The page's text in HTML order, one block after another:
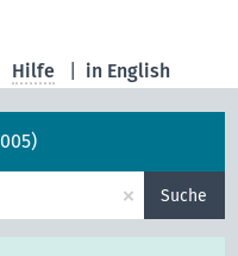
in English
Hilfe
× Suche